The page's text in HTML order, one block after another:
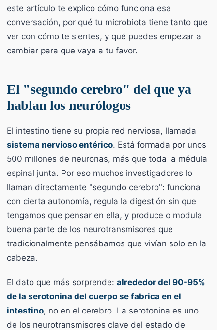
este artículo te explico cómo funciona esa
conversación, por qué tu microbiota tiene tanto que
ver con cómo te sientes, y qué puedes empezar a
cambiar para que vaya a tu favor.
El "segundo cerebro" del que ya
hablan los neurólogos
El intestino tiene su propia red nerviosa, llamada
sistema nervioso entérico. Está formada por unos
500 millones de neuronas, más que toda la médula
espinal junta. Por eso muchos investigadores lo
llaman directamente "segundo cerebro": funciona
con cierta autonomía, regula la digestión sin que
tengamos que pensar en ella, y produce o modula
buena parte de los neurotransmisores que
tradicionalmente pensábamos que vivían solo en la
cabeza.
El dato que más sorprende: alrededor del 90-95%
de la serotonina del cuerpo se fabrica en el
intestino, no en el cerebro. La serotonina es uno
de los neurotransmisores clave del estado de